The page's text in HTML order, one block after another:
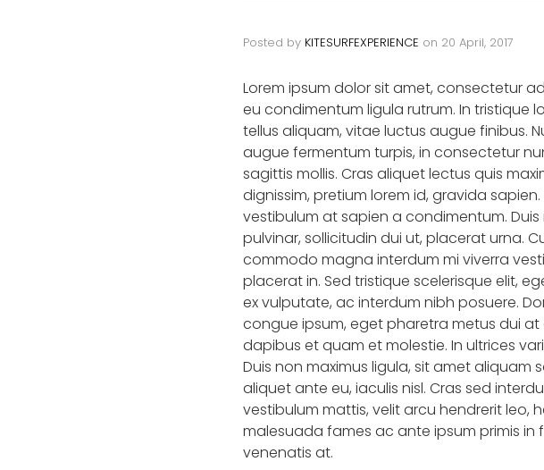
Posted by KITESURFEXPERIENCE on 20 April, 2017
Lorem ipsum dolor sit amet, consectetur
eu condimentum ligula rutrum. In tristique
tellus aliquam, vitae luctus augue finibus.
augue fermentum turpis, in consectetur
sagittis mollis. Cras aliquet lectus quis
dignissim, pretium lorem id, gravida
vestibulum at sapien a condimentum.
pulvinar, sollicitudin dui ut, placerat urna.
commodo magna interdum mi viverra
placerat in. Sed tristique scelerisque elit,
ex vulputate, ac interdum nibh posuere.
congue ipsum, eget pharetra metus dui at
dapibus et quam et molestie. In ultrices
Duis non maximus ligula, sit amet aliquam
aliquet ante eu, iaculis nisl. Cras sed
vestibulum mattis, velit arcu hendrerit leo,
malesuada fames ac ante ipsum primis in
venenatis at.